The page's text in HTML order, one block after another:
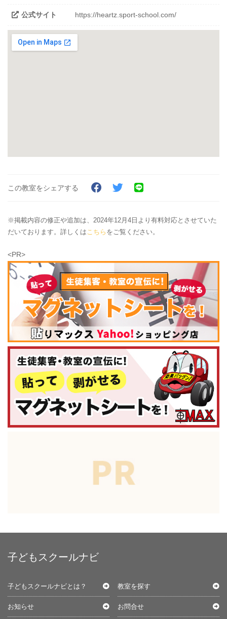
公式サイト https://heartz.sport-school.com/
この教室をシェアする
※掲載内容の修正や追加は、2024年12月4日より有料対応とさせていた
だいております。詳しくは こちら をご覧ください。
<PR>
子どもスクールナビ
子どもスクールナビとは？ 教室を探す
お知らせ お問合せ